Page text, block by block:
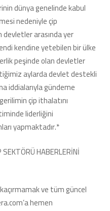
dünya genelinde kabul
nedeniyle çip
devletler arasında yer
kendine yetebilen bir ülke
peşinde olan devletler
aylarda devlet destekli
iddialarıyla gündeme
çip ithalatını
liderliğini
yapmaktadır.*
HABERLERİNİ
ve tüm güncel
hemen